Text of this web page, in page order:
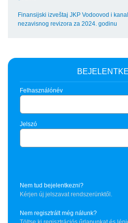
Finansijski izveštaj JKP Vodoovod i
nezavisnog revizora za 2024. godinu
Felhasználónév
Jelszó
Nem tud bejelentkezni?
Kérjen új jelszavat rendszerünktől.
Nem regisztrált még nálunk?